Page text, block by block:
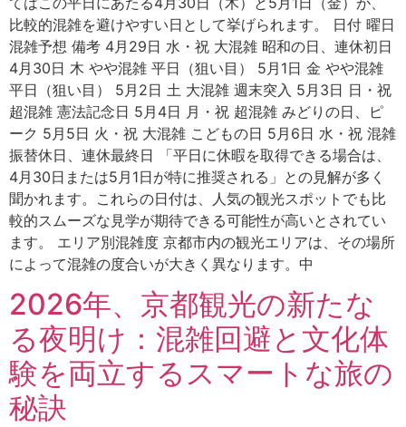
比較的混雑を避けやすい日として挙げられます。 日付 曜日
混雑予想 備考 4月29日 水・祝 大混雑 昭和の日、連休初日
4月30日 木 やや混雑 平日（狙い目） 5月1日 金 やや混雑
平日（狙い目） 5月2日 土 大混雑 週末突入 5月3日 日・祝
超混雑 憲法記念日 5月4日 月・祝 超混雑 みどりの日、ピ
ーク 5月5日 火・祝 大混雑 こどもの日 5月6日 水・祝 混雑
振替休日、連休最終日 「平日に休暇を取得できる場合は、
4月30日または5月1日が特に推奨される」との見解が多く
聞かれます。これらの日付は、人気の観光スポットでも比
較的スムーズな見学が期待できる可能性が高いとされてい
ます。 エリア別混雑度 京都市内の観光エリアは、その場所
によって混雑の度合いが大きく異なります。中
2026年、京都観光の新たな
る夜明け：混雑回避と文化体
験を両立するスマートな旅の
秘訣